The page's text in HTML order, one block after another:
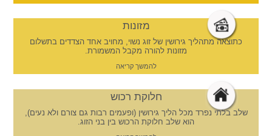
מזונות
כתוצאה מתהליך גירושין של זוג נשוי, מחויב אחד הצדדים בתשלום
מזונות להורה מקבל המשמורת.
להמשך קריאה
חלוקת רכוש
שלב בלתי נפרד מכל הליך גירושין (ופעמים רבות גם צורם ולא נעים),
הוא שלב חלוקת הרכוש בין בני הזוג.